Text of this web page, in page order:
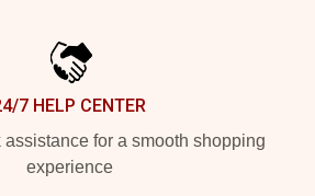
7 HELP CENTER
assistance for a smooth shopping
experience